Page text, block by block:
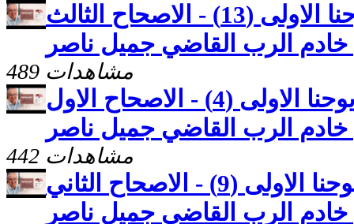
كنوز مخفيّه "رسالة يوحنا الاولى (13) - الاصحاح الثالث
489 مشاهدات
كنوز مخفيّه "رسالة يوحنا الاولى (4) - الاصحاح الاول
442 مشاهدات
كنوز مخفيّه "رسالة يوحنا الاولى (9) - الاصحاح الثاني